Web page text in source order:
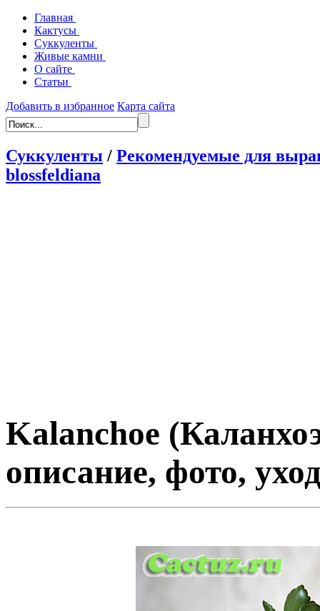
Главная
Кактусы
Суккуленты
Живые камни
О сайте
Статьи
Добавить в избранное Карта сайта
Суккуленты / Рекомендуемые для
blossfeldiana
Kalanchoe
описание, фото,